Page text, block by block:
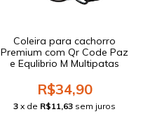
Coleira para cachorro
Premium com Qr Code Paz
e Equlibrio M Multipatas
R$34,90
3 x de R$11,63 sem juros